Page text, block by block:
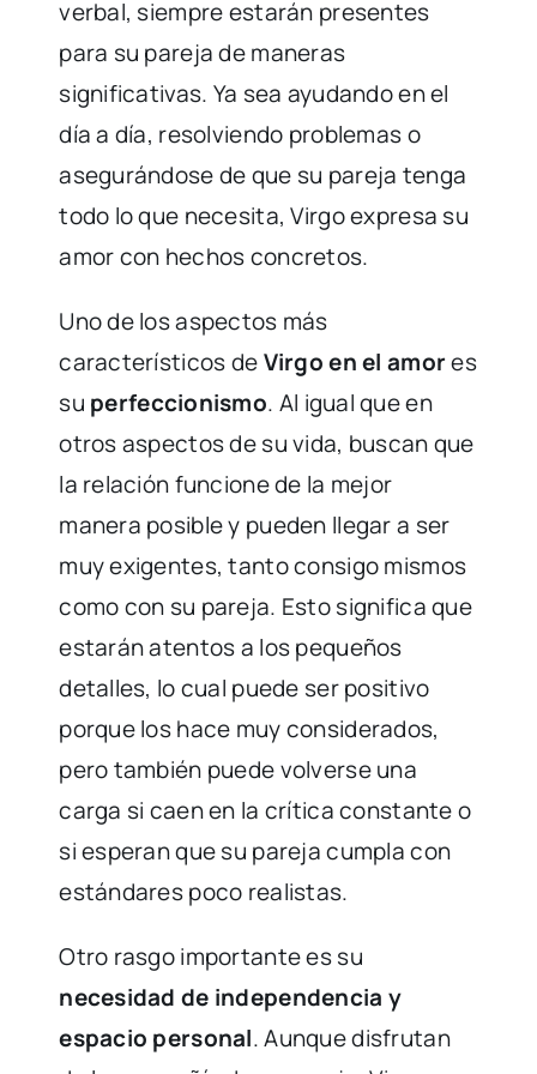
verbal, siempre estarán presentes
para su pareja de maneras
significativas. Ya sea ayudando en el
día a día, resolviendo problemas o
asegurándose de que su pareja tenga
todo lo que necesita, Virgo expresa su
amor con hechos concretos.
Uno de los aspectos más
característicos deVirgo en el amores
su perfeccionismo. Al igual que en
otros aspectos de su vida, buscan que
la relación funcione de la mejor
manera posible y pueden llegar a ser
muy exigentes, tanto consigo mismos
como con su pareja. Esto significa que
estarán atentos a los pequeños
detalles, lo cual puede ser positivo
porque los hace muy considerados,
pero también puede volverse una
carga si caen en la crítica constante o
si esperan que su pareja cumpla con
estándares poco realistas.
Otro rasgo importante es su
necesidad de independencia y
espacio personal. Aunque disfrutan